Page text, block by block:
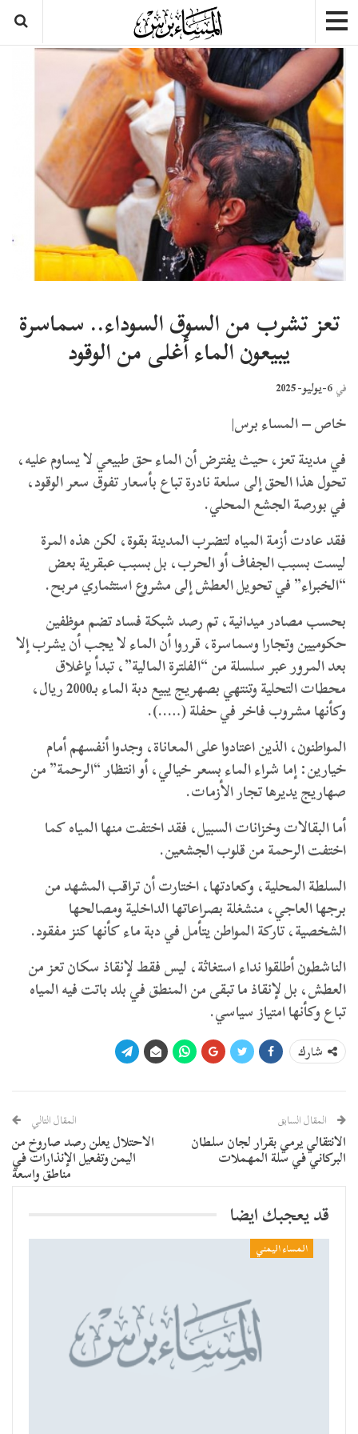
تعز تشرب من السوق السوداء.. سماسرة
يبيعون الماء أغلى من الوقود
في 6-يوليو- 2025
خاص – المساء برس|
في مدينة تعز، حيث يفترض أن الماء حق طبيعي لا يساوم عليه،
تحول هذا الحق إلى سلعة نادرة تباع بأسعار تفوق سعر الوقود،
في بورصة الجشع المحلي.
فقد عادت أزمة المياه لتضرب المدينة بقوة، لكن هذه المرة
ليست بسبب الجفاف أو الحرب، بل بسبب عبقرية بعض
“الخبراء” في تحويل العطش إلى مشروع استثماري مربح.
بحسب مصادر ميدانية، تم رصد شبكة فساد تضم موظفين
حكوميين وتجارا وسماسرة، قرروا أن الماء لا يجب أن يشرب إلا
بعد المرور عبر سلسلة من “الفلترة المالية”، تبدأ بإغلاق
محطات التحلية وتنتهي بصهريج يبيع دبة الماء بـ2000 ريال،
وكأنها مشروب فاخر في حفلة (…..).
المواطنون، الذين اعتادوا على المعاناة، وجدوا أنفسهم أمام
خيارين: إما شراء الماء بسعر خيالي، أو انتظار “الرحمة” من
صهاريج يديرها تجار الأزمات.
أما البقالات وخزانات السبيل، فقد اختفت منها المياه كما
اختفت الرحمة من قلوب الجشعين.
السلطة المحلية، وكعادتها، اختارت أن تراقب المشهد من
برجها العاجي، منشغلة بصراعاتها الداخلية ومصالحها
الشخصية، تاركة المواطن يتأمل في دبة ماء كأنها كنز مفقود.
الناشطون أطلقوا نداء استغاثة، ليس فقط لإنقاذ سكان تعز من
العطش، بل لإنقاذ ما تبقى من المنطق في بلد باتت فيه المياه
تباع وكأنها امتياز سياسي.
شارك
المقال السابق
الانتقالي يرمي بقرار لجان سلطان
البركاني في سلة المهملات
المقال التالي
الاحتلال يعلن رصد صاروخ من
اليمن وتفعيل الإنذارات في
مناطق واسعة
قد يعجبك ايضا
المساء اليمني